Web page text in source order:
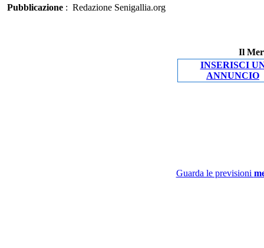
Pubblicazione : Redazione Senigallia.org
Il
INSERISCI
ANNUNCIO
Guarda le previsioni